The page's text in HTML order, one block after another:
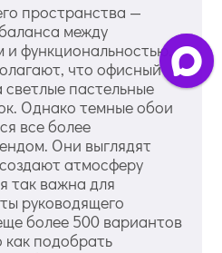
пространства —
между
и функциональностью.
что офисный
пастельные
Однако темные обои
все более
Они выглядят
атмосферу
так важна для
руководящего
более 500 вариантов
подобрать